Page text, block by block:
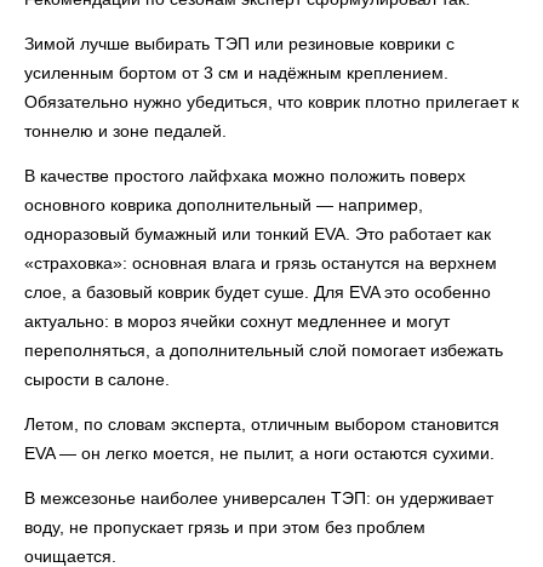
Зимой лучше выбирать ТЭП или резиновые коврики с
усиленным бортом от 3 см и надёжным креплением.
Обязательно нужно убедиться, что коврик плотно прилегает к
тоннелю и зоне педалей.
В качестве простого лайфхака можно положить поверх
основного коврика дополнительный — например,
одноразовый бумажный или тонкий EVA. Это работает как
«страховка»: основная влага и грязь останутся на верхнем
слое, а базовый коврик будет суше. Для EVA это особенно
актуально: в мороз ячейки сохнут медленнее и могут
переполняться, а дополнительный слой помогает избежать
сырости в салоне.
Летом, по словам эксперта, отличным выбором становится
EVA — он легко моется, не пылит, а ноги остаются сухими.
В межсезонье наиболее универсален ТЭП: он удерживает
воду, не пропускает грязь и при этом без проблем
очищается.